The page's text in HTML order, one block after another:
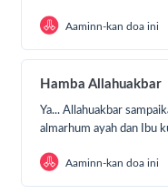
wudhu dan toilet.
3. Perlengkapan
Donasi dari
berarti bagi
Aaminn-kan doa ini
Hamba Allahuakbar
Ya... Allahuakbar
almarhum ayah dan Ibu
Aaminn-kan doa ini